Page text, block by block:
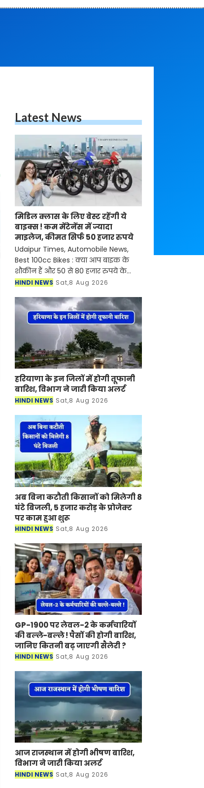
Latest News
मिडिल क्लास के लिए बेस्ट रहेंगी ये
बाइक्स ! कम मेंटेनेंस में ज्यादा
माइलेज, कीमत सिर्फ 50 हजार रुपये
Udaipur Times, Automobile News,
Best 100cc Bikes : क्या आप बाइक के
शौकीन हैं और 50 से 80 हजार रुपये के
बजट में बेहतरीन 100cc बाइक की तलाश में
तैयार की है। 80,000 रु
HINDI NEWS Sat,8 Aug 2026
हरियाणा के इन जिलों में होगी तूफानी
बारिश, विभाग ने जारी किया अलर्ट
HINDI NEWS Sat,8 Aug 2026
अब बिना कटौती किसानों को मिलेगी 8
घंटे बिजली, 5 हजार करोड़ के प्रोजेक्ट
पर काम हुआ शुरू
HINDI NEWS Sat,8 Aug 2026
GP-1900 पर लेवल-2 के कर्मचारियों
की बल्ले-बल्ले ! पैसों की होगी बारिश,
जानिए कितनी बढ़ जाएगी सैलेरी ?
HINDI NEWS Sat,8 Aug 2026
आज राजस्थान में होगी भीषण बारिश,
विभाग ने जारी किया अलर्ट
HINDI NEWS Sat,8 Aug 2026